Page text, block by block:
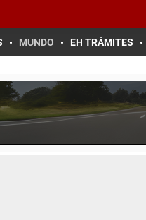
MUNDO EH TRÁMITES